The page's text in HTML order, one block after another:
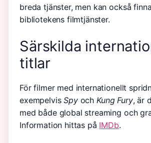
breda tjänster, men kan också
bibliotekens filmtjänster.
Särskilda
titlar
För filmer med internationellt
exempelvisSpyoch Kung Fury, är
med både global streaming och
Information hittas på IMDb.